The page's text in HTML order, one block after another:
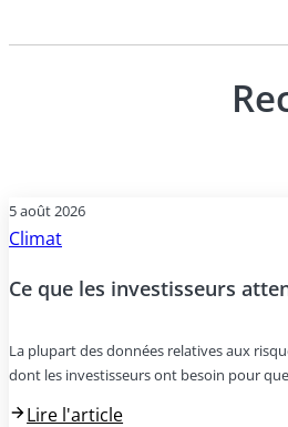
5 août 2026
Climat
Ce que les investisseurs
La plupart des données relatives aux
dont les investisseurs ont besoin pour
Lire l'article